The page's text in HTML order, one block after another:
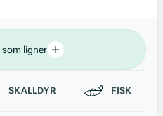
som ligner
SKALLDYR FISK